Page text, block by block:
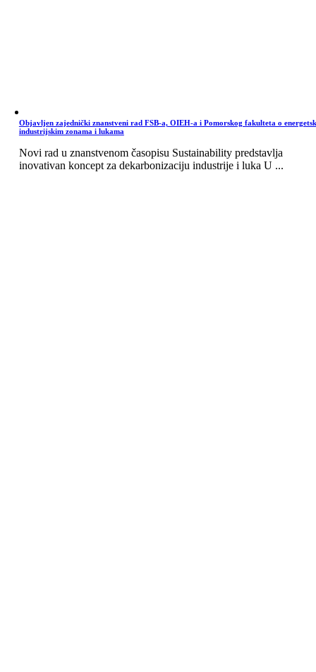
Objavljen zajednički znanstveni rad FSB-a, OIEH-a i Pomorskog fakulteta o
industrijskim zonama i lukama
Novi rad u znanstvenom časopisu Sustainability predstavlja
inovativan koncept za dekarbonizaciju industrije i luka U ...